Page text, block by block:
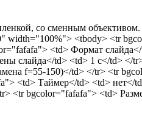
со сменным объективом.
width="100%"> <tbody> <tr
<td> Формат
слайда</td> <td> 1 c</td> </
f=55-150)</td> </tr> <tr
<td> Таймер</td> <td> нет</
<tr bgcolor="fafafa"> <td>